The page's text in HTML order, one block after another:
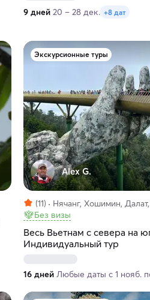
9 дней 20 – 28 дек. +8 дат
Экскурсионные туры
Alex G.
(11)
Нячанг, Хошимин,
Без визы
Весь Вьетнам с севера на
Индивидуальный тур
16 дней Любые даты с 1 нояб.